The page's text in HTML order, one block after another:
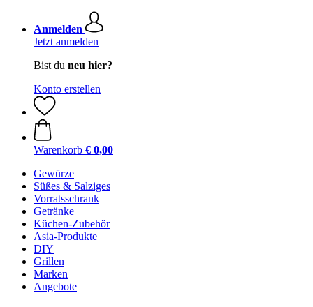
Anmelden
Jetzt anmelden
Bist du neu hier?
Konto erstellen
Warenkorb € 0,00
Gewürze
Süßes & Salziges
Vorratsschrank
Getränke
Küchen-Zubehör
Asia-Produkte
DIY
Grillen
Marken
Angebote